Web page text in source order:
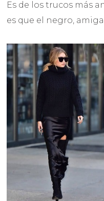
Es de los trucos más
es que el negro,